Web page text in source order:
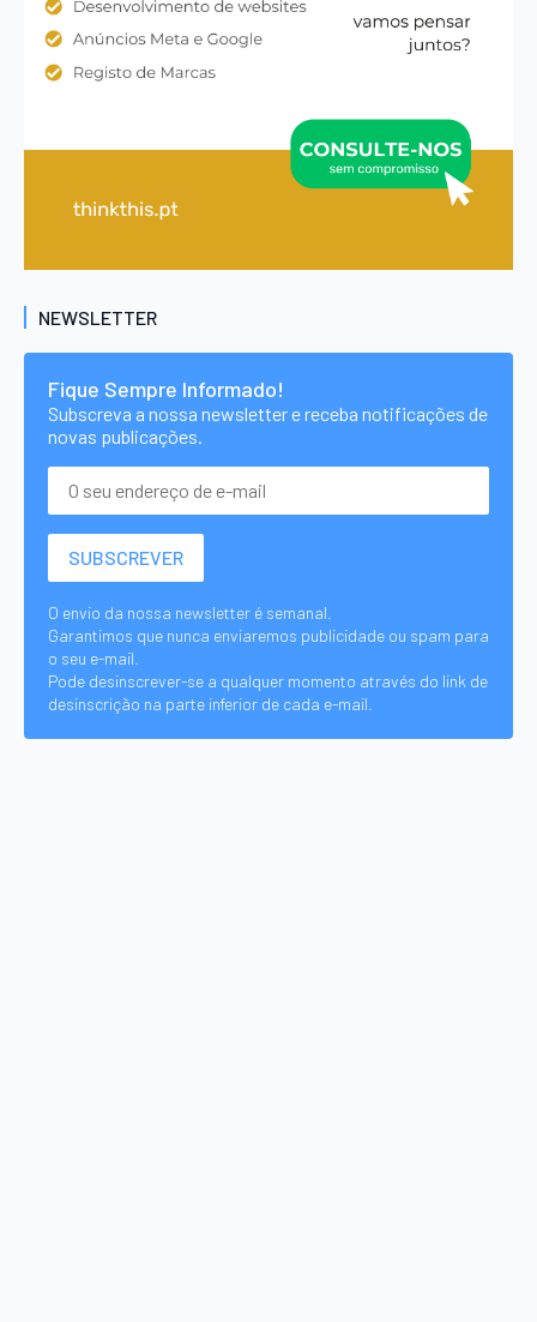
NEWSLETTER
Fique Sempre Informado!
Subscreva a nossa newsletter e receba notificações de
novas publicações.
O envio da nossa newsletter é semanal.
Garantimos que nunca enviaremos publicidade ou spam para
o seu e-mail.
Pode desinscrever-se a qualquer momento através do link de
desinscrição na parte inferior de cada e-mail.